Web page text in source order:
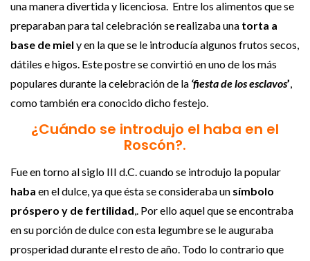
una manera divertida y licenciosa. Entre los alimentos que se
preparaban para tal celebración se realizaba una torta a
base de miel y en la que se le introducía algunos frutos secos,
dátiles e higos. Este postre se convirtió en uno de los más
populares durante la celebración de la ‘fiesta de los esclavos’,
como también era conocido dicho festejo.
¿Cuándo se introdujo el haba en el
Roscón?.
Fue en torno al siglo III d.C. cuando se introdujo la popular
haba en el dulce, ya que ésta se consideraba un símbolo
próspero y de fertilidad,. Por ello aquel que se encontraba
en su porción de dulce con esta legumbre se le auguraba
prosperidad durante el resto de año. Todo lo contrario que